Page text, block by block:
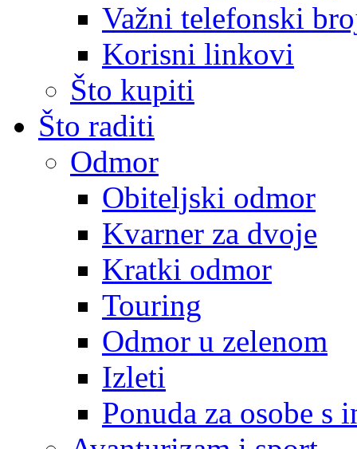
Važni telefonski
Korisni linkovi
Što kupiti
Što raditi
Odmor
Obiteljski odmor
Kvarner za dvoje
Kratki odmor
Touring
Odmor u zelenom
Izleti
Ponuda za osobe s